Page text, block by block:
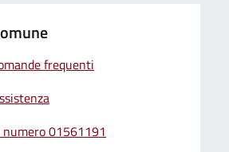
frequenti
numero 01561191